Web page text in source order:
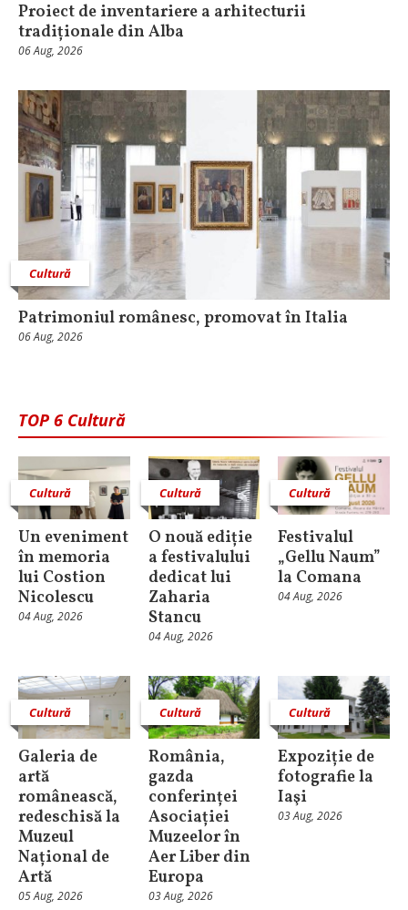
Proiect de inventariere a arhitecturii
tradiționale din Alba
06 Aug, 2026
Cultură
Patrimoniul românesc, promovat în Italia
06 Aug, 2026
TOP 6 Cultură
Cultură
Un eveniment
în memoria
lui Costion
Nicolescu
04 Aug, 2026
Cultură
O nouă ediție
a festivalului
dedicat lui
Zaharia
Stancu
04 Aug, 2026
Cultură
Festivalul
„Gellu Naum”
la Comana
04 Aug, 2026
Cultură
Galeria de
artă
românească,
redeschisă la
Muzeul
Național de
Artă
05 Aug, 2026
Cultură
România,
gazda
conferinței
Asociației
Muzeelor în
Aer Liber din
Europa
03 Aug, 2026
Cultură
Expoziție de
fotografie la
Iaşi
03 Aug, 2026